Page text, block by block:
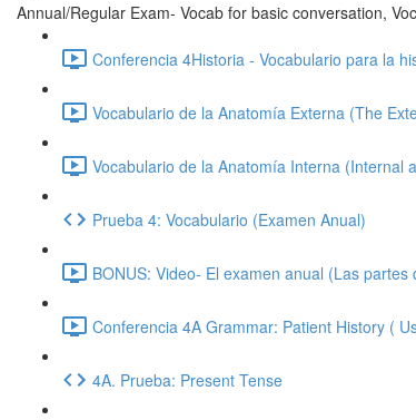
Annual/Regular Exam- Vocab for basic conversation,
Conferencia 4Historia - Vocabulario para la
Vocabulario de la Anatomía Externa (The
Vocabulario de la Anatomía Interna (Internal
Prueba 4: Vocabulario (Examen Anual)
BONUS: Video- El examen anual (Las
Conferencia 4A Grammar: Patient History (
4A. Prueba: Present Tense